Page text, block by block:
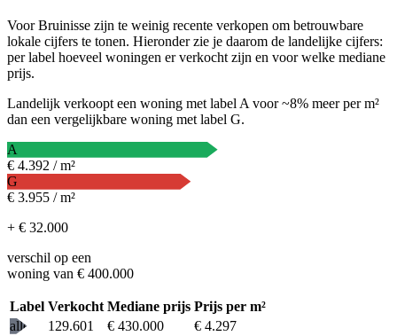
Voor Bruinisse zijn te weinig recente verkopen om betrouwbare
lokale cijfers te tonen. Hieronder zie je daarom de landelijke cijfers:
per label hoeveel woningen er verkocht zijn en voor welke mediane
prijs.
Landelijk verkoopt een woning met label A voor ~8% meer per m²
dan een vergelijkbare woning met label G.
A
€ 4.392 / m²
G
€ 3.955 / m²
+ € 32.000
verschil op een
woning van € 400.000
Label Verkocht Mediane prijs Prijs per m²
alle
129.601 € 430.000
€ 4.297